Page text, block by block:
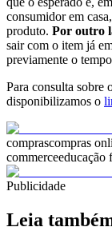
consumidor em
produto. Por outro
sair com o item já
previamente o
Para consulta sobre
disponibilizamos o
comprascompras
commerceeducação
Publicidade
Leia